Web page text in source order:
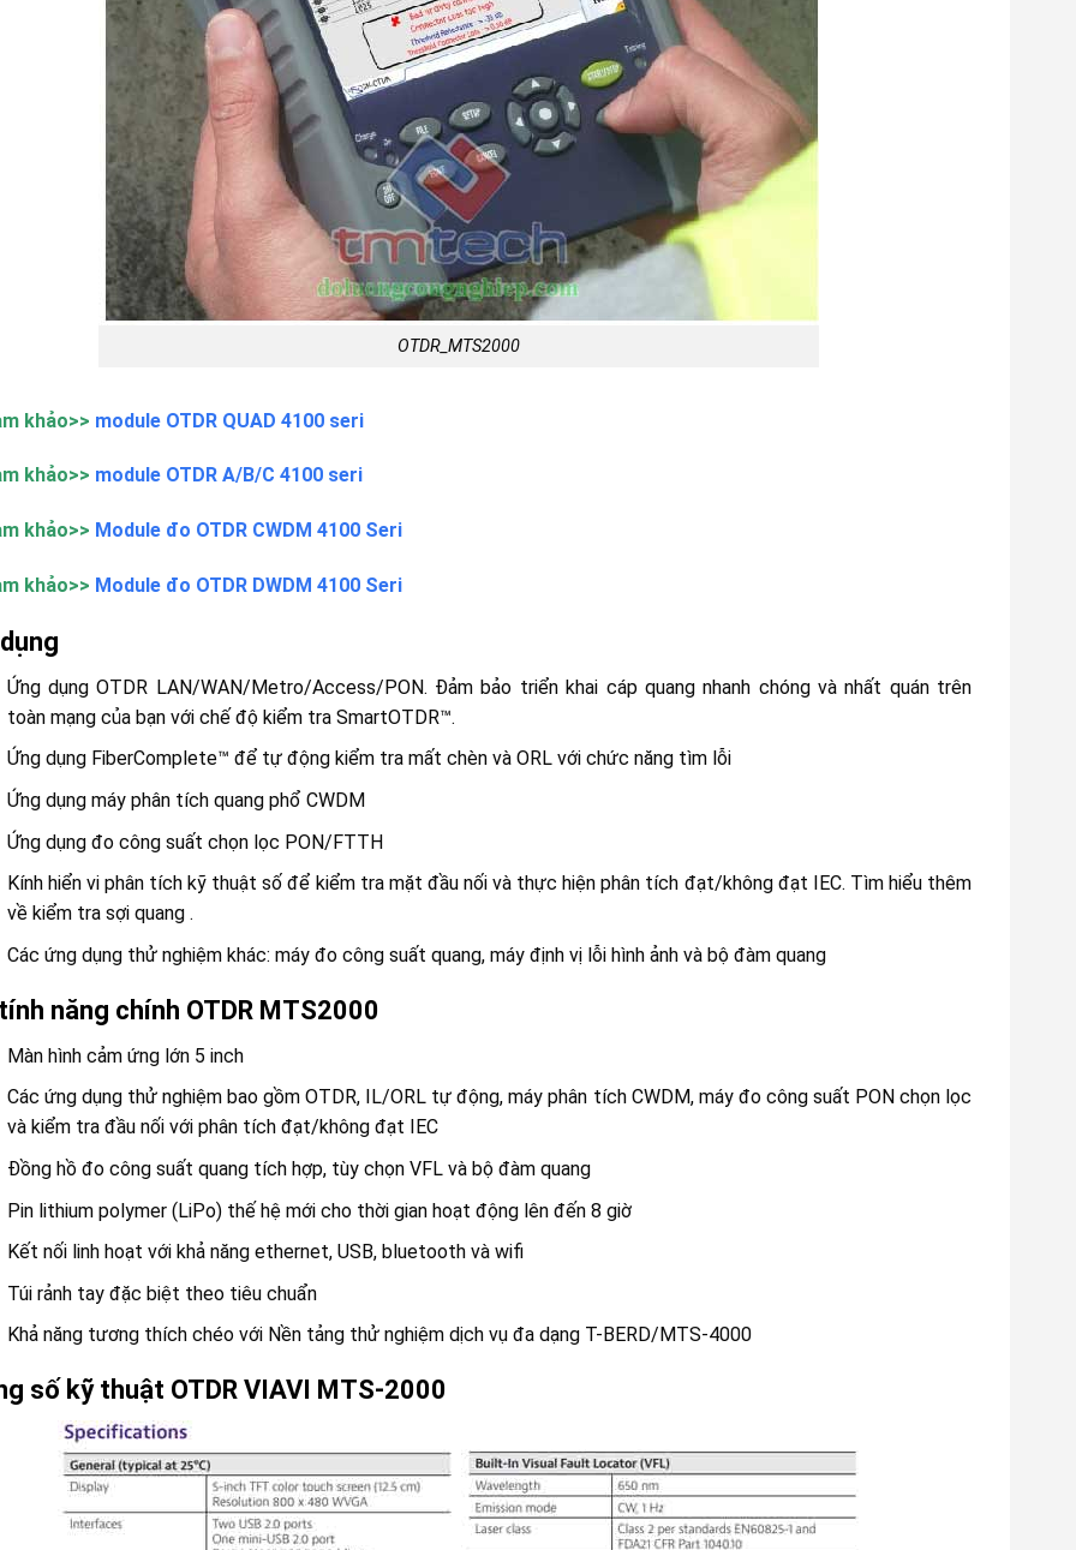
OTDR_MTS2000
khảo>> module OTDR QUAD 4100 seri
khảo>> module OTDR A/B/C 4100 seri
khảo>> Module đo OTDR CWDM 4100 Seri
khảo>> Module đo OTDR DWDM 4100 Seri
Ứng dụng OTDR LAN/WAN/Metro/Access/PON. Đảm bảo triển khai cáp quang nhanh chóng và nhất quán trên
toàn mạng của bạn với chế độ kiểm tra SmartOTDR™.
Ứng dụng FiberComplete™ để tự động kiểm tra mất chèn và ORL với chức năng tìm lỗi
Ứng dụng máy phân tích quang phổ CWDM
Ứng dụng đo công suất chọn lọc PON/FTTH
Kính hiển vi phân tích kỹ thuật số để kiểm tra mặt đầu nối và thực hiện phân tích đạt/không đạt IEC. Tìm hiểu thêm
về kiểm tra sợi quang .
Các ứng dụng thử nghiệm khác: máy đo công suất quang, máy định vị lỗi hình ảnh và bộ đàm quang
năng chính OTDR MTS2000
Màn hình cảm ứng lớn 5 inch
Các ứng dụng thử nghiệm bao gồm OTDR, IL/ORL tự động, máy phân tích CWDM, máy đo công suất PON chọn lọc
và kiểm tra đầu nối với phân tích đạt/không đạt IEC
Đồng hồ đo công suất quang tích hợp, tùy chọn VFL và bộ đàm quang
Pin lithium polymer (LiPo) thế hệ mới cho thời gian hoạt động lên đến 8 giờ
Kết nối linh hoạt với khả năng ethernet, USB, bluetooth và wifi
Túi rảnh tay đặc biệt theo tiêu chuẩn
Khả năng tương thích chéo với Nền tảng thử nghiệm dịch vụ đa dạng T-BERD/MTS-4000
số kỹ thuật OTDR VIAVI MTS-2000